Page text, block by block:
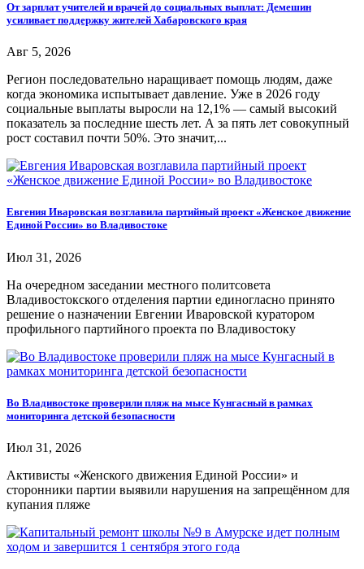
От зарплат учителей и врачей до социальных выплат: Демешин
усиливает поддержку жителей Хабаровского края
Авг 5, 2026
Регион последовательно наращивает помощь людям, даже
когда экономика испытывает давление. Уже в 2026 году
социальные выплаты выросли на 12,1% — самый высокий
показатель за последние шесть лет. А за пять лет совокупный
рост составил почти 50%. Это значит,...
Евгения Иваровская возглавила партийный проект «Женское движение
Единой России» во Владивостоке
Июл 31, 2026
На очередном заседании местного политсовета
Владивостокского отделения партии единогласно принято
решение о назначении Евгении Иваровской куратором
профильного партийного проекта по Владивостоку
Во Владивостоке проверили пляж на мысе Кунгасный в рамках
мониторинга детской безопасности
Июл 31, 2026
Активисты «Женского движения Единой России» и
сторонники партии выявили нарушения на запрещённом для
купания пляже